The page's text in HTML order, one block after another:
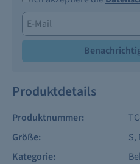
Produktdetails
Produktnummer:
Größe:
S,
Kategorie: